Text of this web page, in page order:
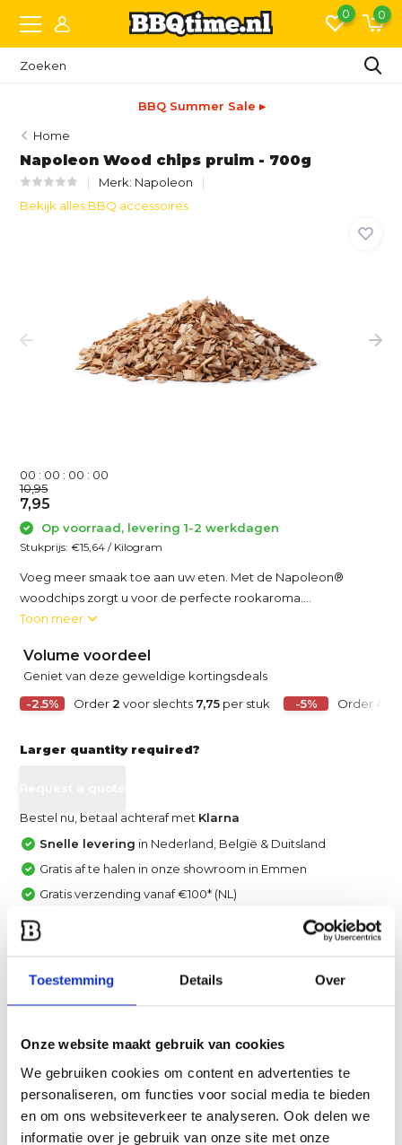
Toestemming Details Over
Onze website maakt gebruik van cookies
We gebruiken cookies om content en advertenties te
personaliseren, om functies voor social media te bieden
en om ons websiteverkeer te analyseren. Ook delen we
informatie over je gebruik van onze site met onze
0 0
BBQ Summer Sale ▸
Home
Napoleon Wood chips pruim - 700g
Merk: Napoleon
Bekijk alles BBQ accessoires
00 : 00 : 00 : 00
10,95
7,95
Op voorraad, levering 1-2 werkdagen
Stukprijs:€15,64 / Kilogram
Voeg meer smaak toe aan uw eten. Met de Napoleon®
woodchips zorgt u voor de perfecte rookaroma....
Toon meer
Volume voordeel
Geniet van deze geweldige kortingsdeals
-2.5%
Order 2 voor slechts 7,75 per stuk -5% Order 4
Larger quantity required?
Bestel nu, betaal achteraf met Klarna
Snelle levering in Nederland, België & Duitsland
Gratis af te halen in onze showroom in Emmen
Gratis verzending vanaf €100* (NL)
Achteraf betalen met Klarna, IN3 of Creditcard
Productomschrijving